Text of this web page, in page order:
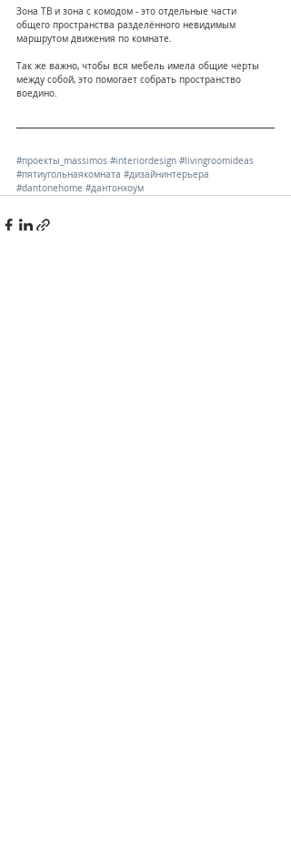
Зона ТВ и зона с комодом - это отдельные части
общего пространства разделённого невидимым
маршрутом движения по комнате.
Так же важно, чтобы вся мебель имела общие черты
между собой, это помогает собрать пространство
воедино.
#проекты_massimos #interiordesign #livingroomideas
#пятиугольнаякомната #дизайнинтерьера
#dantonehome #дантонхоум